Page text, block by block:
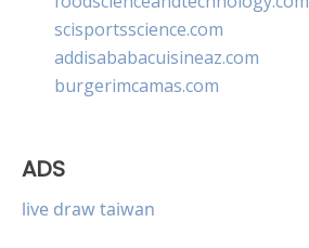
scisportsscience.com
addisababacuisineaz.com
burgerimcamas.com
ADS
live draw taiwan